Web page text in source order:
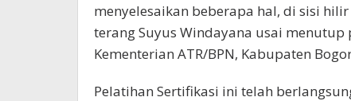
menyelesaikan beberapa hal, di sisi
terang Suyus Windayana usai menutup
Kementerian ATR/BPN, Kabupaten
Pelatihan Sertifikasi ini telah